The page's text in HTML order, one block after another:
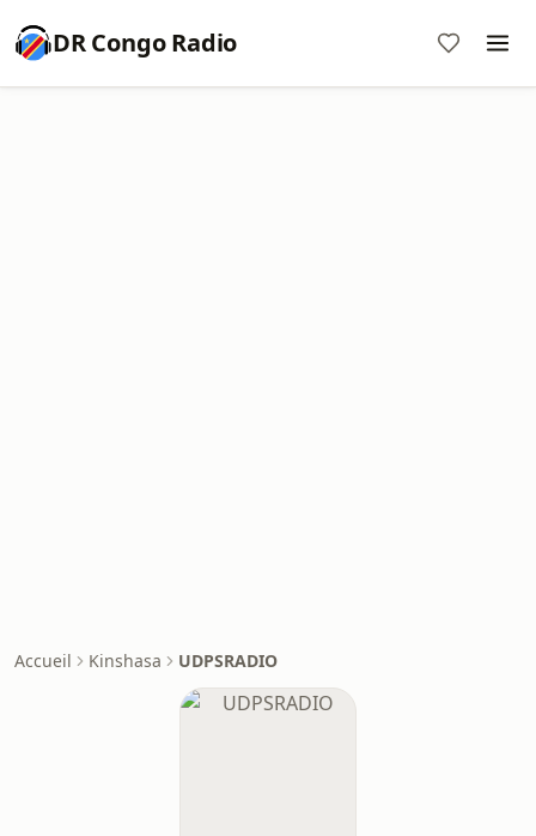
DR Congo Radio
Accueil Kinshasa UDPSRADIO